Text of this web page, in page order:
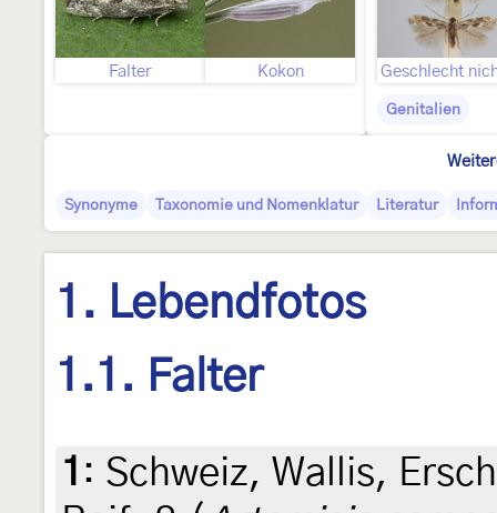
Falter Kokon
Genitalien
Synonyme Taxonomie und Nomenklatur Literatur
1. Lebendfotos
1.1. Falter
1 : Schweiz, Wallis,